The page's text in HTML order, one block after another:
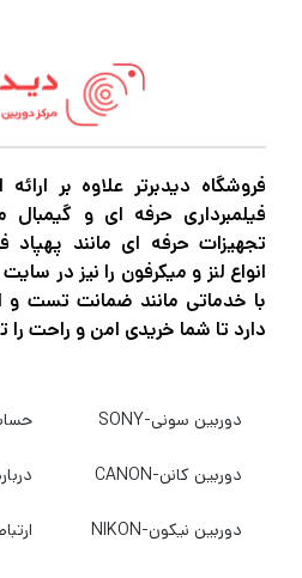
ظاهری محتاطانه‌تر،
لاوالیر موجود استفاده
فرستنده وصل کنید.
گیرنده دارای یک گیره
متری آن به شما امکان
فروشگاه دیدبرتر علاوه بر
فیلمبرداری حرفه ای و گیمبال
تجهیزات حرفه ای مانند پهپاد
انواع لنز و میکرفون را نیز در
با خدماتی مانند ضمانت تست و
دارد تا شما خریدی امن و راحت را
دوربین سونی-SONY
دوربین کانن-CANON
دوربین نیکون-NIKON